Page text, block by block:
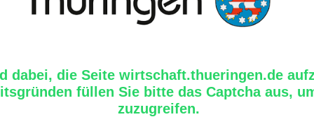
dabei, die Seite wirtschaft.thueringen.de
füllen Sie bitte das Captcha aus,
zuzugreifen.